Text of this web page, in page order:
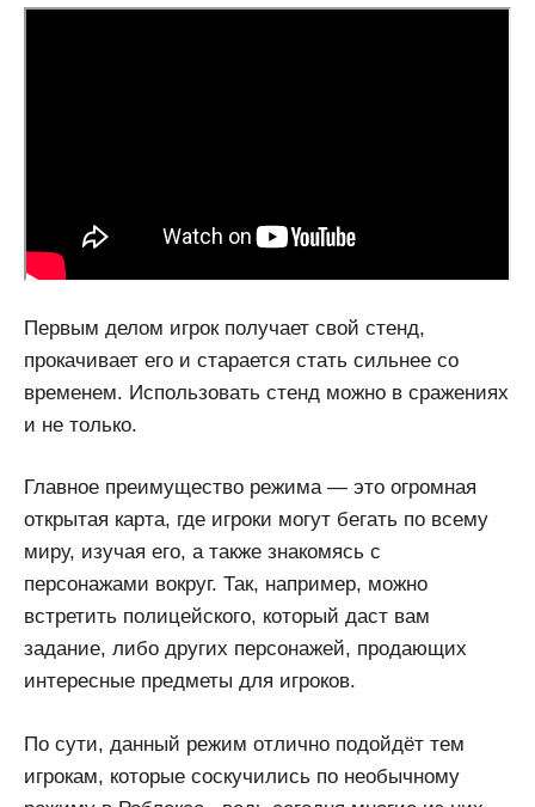
Первым делом игрок получает свой стенд,
прокачивает его и старается стать сильнее со
временем. Использовать стенд можно в сражениях
и не только.
Главное преимущество режима — это огромная
открытая карта, где игроки могут бегать по всему
миру, изучая его, а также знакомясь с
персонажами вокруг. Так, например, можно
встретить полицейского, который даст вам
задание, либо других персонажей, продающих
интересные предметы для игроков.
По сути, данный режим отлично подойдёт тем
игрокам, которые соскучились по необычному